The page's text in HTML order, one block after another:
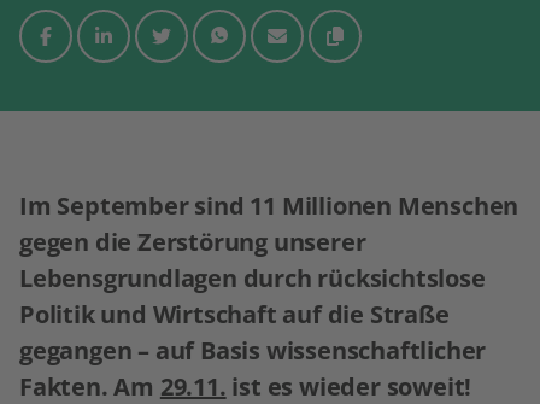
Im September sind 11 Millionen Menschen
gegen die Zerstörung unserer
Lebensgrundlagen durch rücksichtslose
Politik und Wirtschaft auf die Straße
gegangen – auf Basis wissenschaftlicher
Fakten. Am 29.11. ist es wieder soweit!